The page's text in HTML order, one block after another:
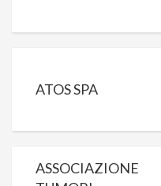
ATOS SPA
ASSOCIAZIONE